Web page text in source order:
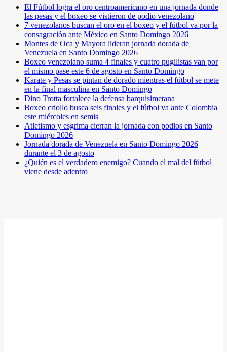
El Fútbol logra el oro centroamericano en una jornada donde
las pesas y el boxeo se vistieron de podio venezolano
7 venezolanos buscan el oro en el boxeo y el fútbol va por la
consagración ante México en Santo Domingo 2026
Montes de Oca y Mayora lideran jornada dorada de
Venezuela en Santo Domingo 2026
Boxeo venezolano suma 4 finales y cuatro pugilistas van por
el mismo pase este 6 de agosto en Santo Domingo
Karate y Pesas se pintan de dorado mientras el fútbol se mete
en la final masculina en Santo Domingo
Dino Trotta fortalece la defensa barquisimetana
Boxeo criollo busca seis finales y el fútbol va ante Colombia
este miércoles en semis
Atletismo y esgrima cierran la jornada con podios en Santo
Domingo 2026
Jornada dorada de Venezuela en Santo Domingo 2026
durante el 3 de agosto
¿Quién es el verdadero enemigo? Cuando el mal del fútbol
viene desde adentro